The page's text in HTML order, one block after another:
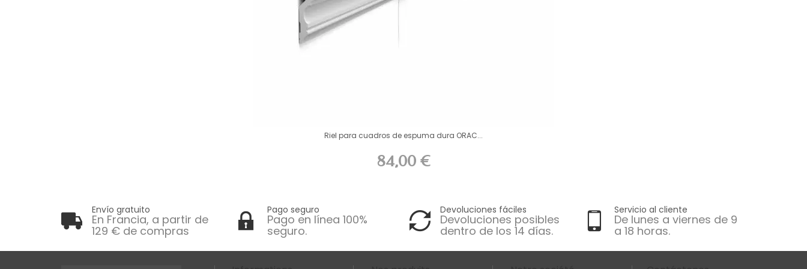
Riel para cuadros de espuma dura ORAC...
84,00 €
Envío gratuito
En Francia, a partir de
129 € de compras
Pago seguro
Pago en línea 100%
seguro.
Devoluciones fáciles
Devoluciones posibles
dentro de los 14 días.
Servicio al cliente
De lunes a viernes de 9
a 18 horas.